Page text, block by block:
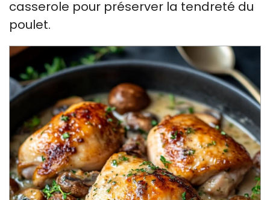
casserole pour préserver la tendreté du
poulet.